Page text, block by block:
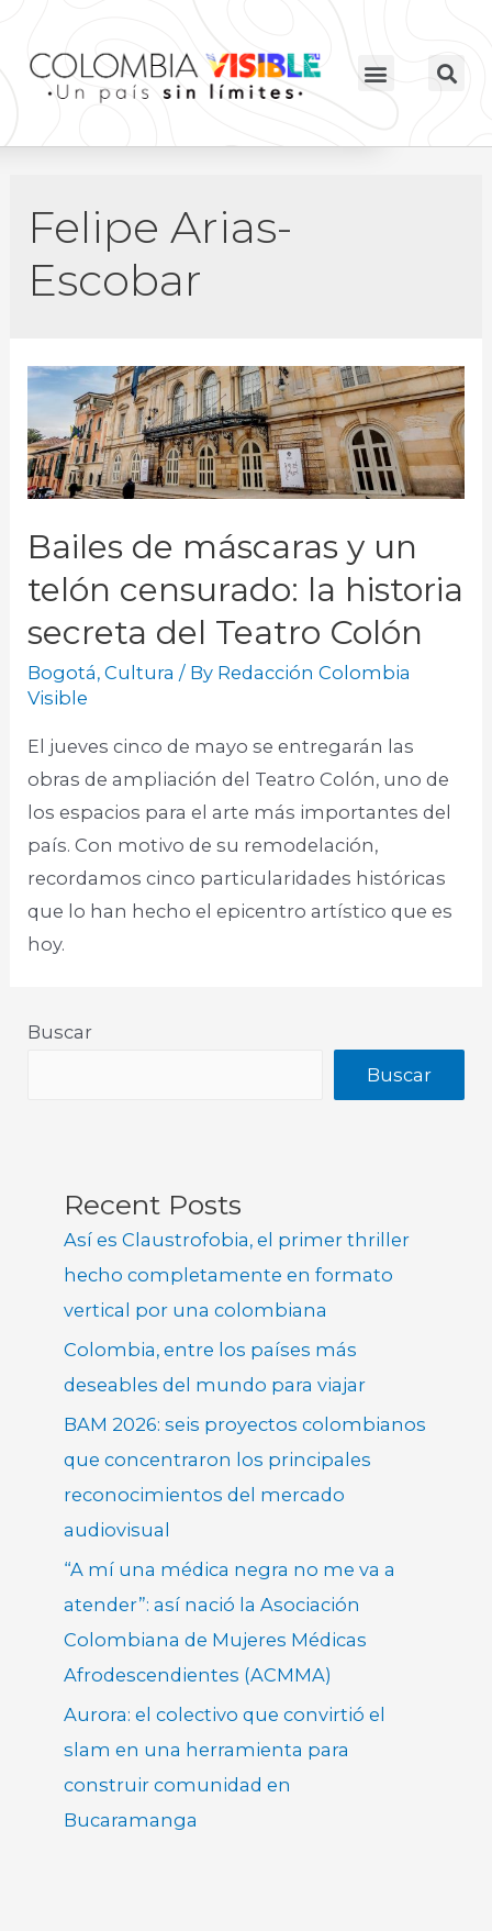
Felipe Arias-
Escobar
Bailes de máscaras y un
telón censurado: la historia
secreta del Teatro Colón
Bogotá,Cultura / By Redacción Colombia
Visible
El jueves cinco de mayo se entregarán las
obras de ampliación del Teatro Colón, uno de
los espacios para el arte más importantes del
país. Con motivo de su remodelación,
recordamos cinco particularidades históricas
que lo han hecho el epicentro artístico que es
hoy. ​
Buscar
Buscar
Recent Posts
Así es Claustrofobia, el primer thriller
hecho completamente en formato
vertical por una colombiana
Colombia, entre los países más
deseables del mundo para viajar
BAM 2026: seis proyectos colombianos
que concentraron los principales
reconocimientos del mercado
audiovisual
“A mí una médica negra no me va a
atender”: así nació la Asociación
Colombiana de Mujeres Médicas
Afrodescendientes (ACMMA)
Aurora: el colectivo que convirtió el
slam en una herramienta para
construir comunidad en
Bucaramanga